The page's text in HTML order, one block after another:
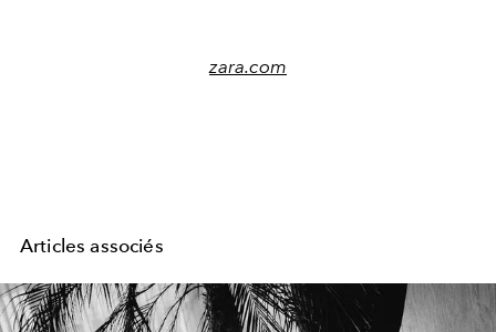
zara.com
Articles associés